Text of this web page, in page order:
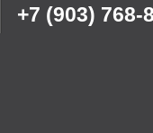
+7 (903) 768-